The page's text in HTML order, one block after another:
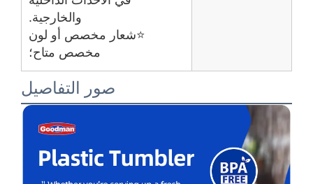
⭐شعار مخصص أو لون
مخصص متاح؛
صور التفاصيل